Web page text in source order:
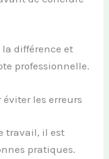
différence et
professionnelle.
les erreurs
travail, il est
pratiques.